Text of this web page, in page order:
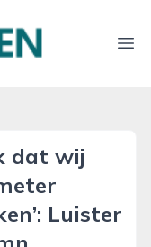
dat wij
Luister